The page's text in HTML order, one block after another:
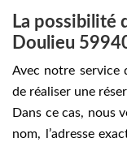
La possibilité
Doulieu
Avec notre service
de réaliser une
Dans ce cas, nous
nom, l’adresse